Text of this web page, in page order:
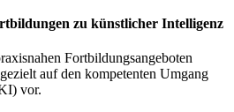
zu künstlicher Intelligenz
Fortbildungsangeboten
auf den kompetenten Umgang
vor.